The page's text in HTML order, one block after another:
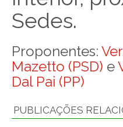
Sedes.
Proponentes:
Mazetto (PSD) e
Dal Pai (PP)
PUBLICAÇÕES